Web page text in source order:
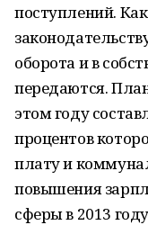
поступлений.
оборота и в
передаются.
этом году
процентов
плату и
повышения
сферы в 2013